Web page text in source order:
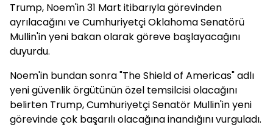
Trump, Noem'in 31 Mart itibarıyla görevinden
ayrılacağını ve Cumhuriyetçi Oklahoma Senatörü
Mullin'in yeni bakan olarak göreve başlayacağını
duyurdu.
Noem'in bundan sonra "The Shield of Americas" adlı
yeni güvenlik örgütünün özel temsilcisi olacağını
belirten Trump, Cumhuriyetçi Senatör Mullin'in yeni
görevinde çok başarılı olacağına inandığını vurguladı.